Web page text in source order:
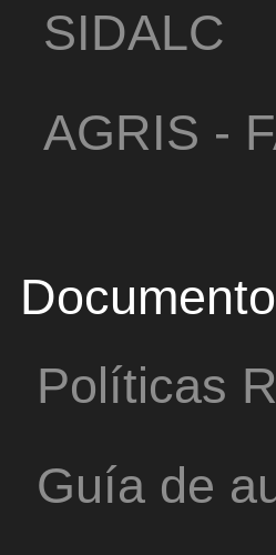
SIDALC
AGRIS -
Políticas
Guía de